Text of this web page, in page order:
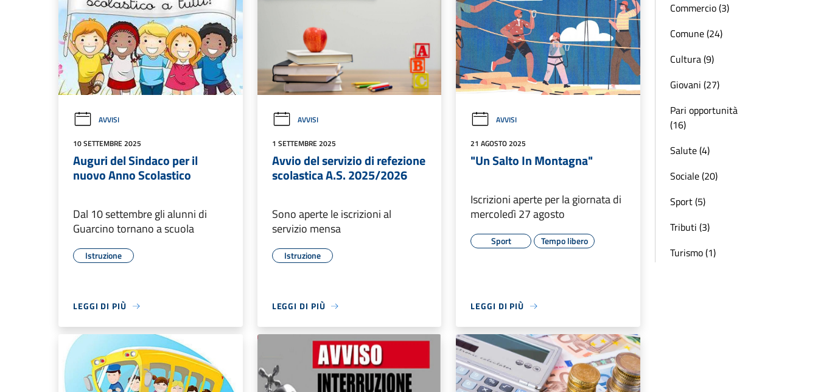
AVVISI
10 SETTEMBRE 2025
Auguri del Sindaco per il
nuovo Anno Scolastico
Dal 10 settembre gli alunni di
Guarcino tornano a scuola
Istruzione
LEGGI DI PIÙ
AVVISI
1 SETTEMBRE 2025
Avvio del servizio di refezione
scolastica A.S. 2025/2026
Sono aperte le iscrizioni al
servizio mensa
Istruzione
LEGGI DI PIÙ
AVVISI
21 AGOSTO 2025
"Un Salto In Montagna"
Iscrizioni aperte per la giornata di
mercoledì 27 agosto
Sport Tempo libero
LEGGI DI PIÙ
Commercio (3)
Comune (24)
Cultura (9)
Giovani (27)
Pari opportunità
(16)
Salute (4)
Sociale (20)
Sport (5)
Tributi (3)
Turismo (1)